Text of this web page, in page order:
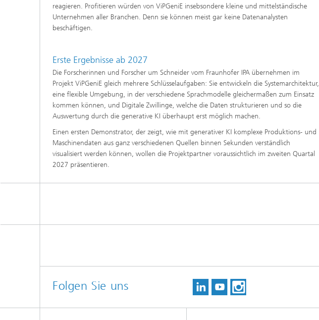
reagieren. Profitieren würden von ViPGeniE insebsondere kleine und mittelständische
Unternehmen aller Branchen. Denn sie können meist gar keine Datenanalysten
beschäftigen.
Erste Ergebnisse ab 2027
Die Forscherinnen und Forscher um Schneider vom Fraunhofer IPA übernehmen im
Projekt ViPGeniE gleich mehrere Schlüsselaufgaben: Sie entwickeln die Systemarchitektur,
eine flexible Umgebung, in der verschiedene Sprachmodelle gleichermaßen zum Einsatz
kommen können, und Digitale Zwillinge, welche die Daten strukturieren und so die
Auswertung durch die generative KI überhaupt erst möglich machen.
Einen ersten Demonstrator, der zeigt, wie mit generativer KI komplexe Produktions- und
Maschinendaten aus ganz verschiedenen Quellen binnen Sekunden verständlich
visualisiert werden können, wollen die Projektpartner voraussichtlich im zweiten Quartal
2027 präsentieren.
Folgen Sie uns